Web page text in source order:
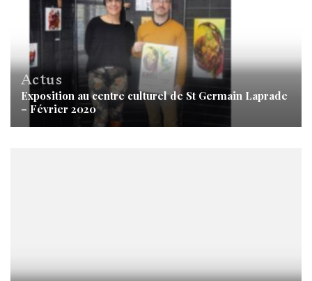
Actus
Exposition au centre culturel de St Germain Laprade
– Février 2020